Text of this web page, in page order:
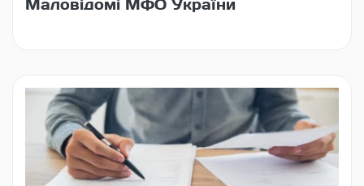
Маловідомі МФО України